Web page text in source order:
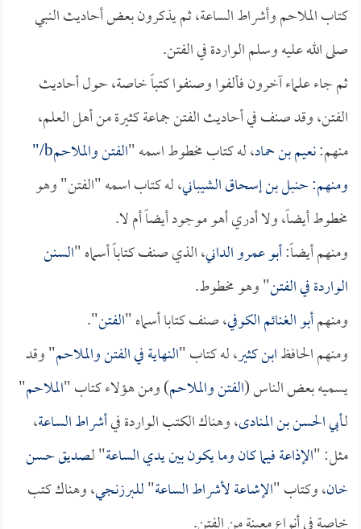
كتاب الملاحم وأشراط الساعة، ثم يذكرون بعض أحاديث النبي
صلى الله عليه وسلم الواردة في الفتن.
ثم جاء علماء آخرون فألفوا وصنفوا كتباً خاصة، حول أحاديث
الفتن، وقد صنف في أحاديث الفتن جماعة كثيرة من أهل العلم،
منهم:نعيم بن حماد، له كتاب مخطوط اسمه "
الفتن والملاحمb/"
ومنهم:حنبل بن إسحاق الشيباني، له كتاب اسمه "الفتن" وهو
مخطوط أيضاً، ولا أدري أهو موجود أيضاً أم لا.
ومنهم أيضاً:أبو عمرو الداني، الذي صنف كتاباً أسماه "السنن
الواردة في الفتن" وهو مخطوط.
ومنهمأبو الغنائم الكوفي، صنف كتابا أسماه "الفتن".
ومنهم الحافظابن كثير، له كتاب "النهاية في الفتن والملاحم" وقد
يسميه بعض الناس (الفتن والملاحم) ومن هؤلاء كتاب "الملاحم"
لـأبي الحسن بن المنادى، وهناك الكتب الواردة فيأشراط الساعة،
مثل: "الإذاعة فيما كان وما يكون بين يدي الساعة" لـصديق حسن
خان، وكتاب "الإشاعة لأشراط الساعة"للـبرزنجي، وهناك كتب